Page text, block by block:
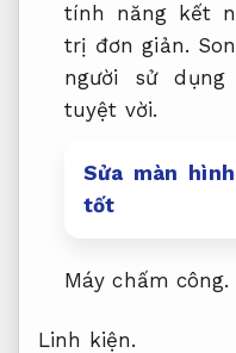
tính năng kết
trị đơn giản.
người sử
tuyệt vời.
Sửa màn
tốt
Máy chấm công.
Linh kiện.